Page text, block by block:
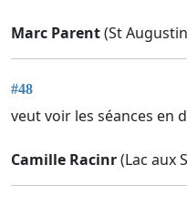
Marc Parent(St
#48
veut voir les séances en
Camille Racinr(Lac aux